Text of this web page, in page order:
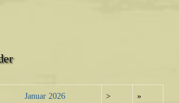
Januar 2026 > »